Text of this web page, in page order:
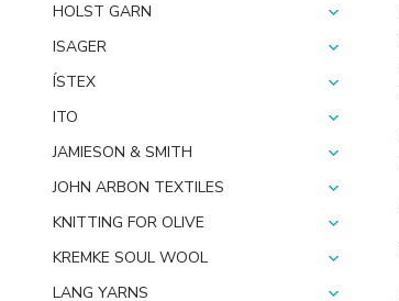
HOLST GARN
ISAGER
ÍSTEX
ITO
JAMIESON & SMITH
JOHN ARBON TEXTILES
KNITTING FOR OLIVE
KREMKE SOUL WOOL
LANG YARNS